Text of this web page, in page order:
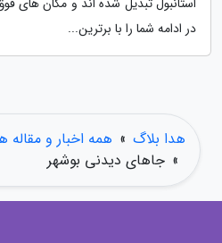
در ادامه شما را با برترین...
هدا بلاگ » همه اخبار و مقاله
» جاهای دیدنی بوشهر